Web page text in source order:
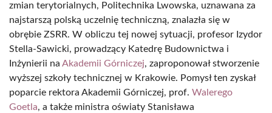
zmian terytorialnych, Politechnika Lwowska, uznawana za
najstarszą polską uczelnię techniczną, znalazła się w
obrębie ZSRR. W obliczu tej nowej sytuacji, profesor Izydor
Stella-Sawicki, prowadzący Katedrę Budownictwa i
Inżynierii na Akademii Górniczej, zaproponował stworzenie
wyższej szkoły technicznej w Krakowie. Pomysł ten zyskał
poparcie rektora Akademii Górniczej, prof. Walerego
Goetla, a także ministra oświaty Stanisława